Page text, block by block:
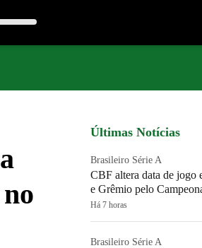
Últimas Notícias
Brasileiro Série A
CBF altera data de jogo
e Grêmio pelo
Há 7 horas
Brasileiro Série A